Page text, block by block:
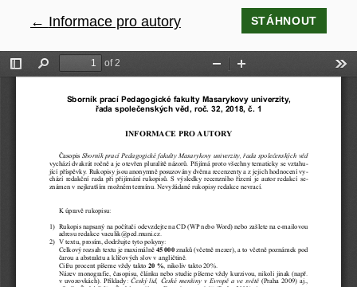
← Návrat na podrobnosti článku
Informace pro autory STÁHNOUT